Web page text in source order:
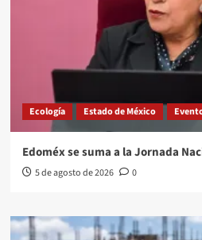
Ecología Estado de México
Edoméx se suma a la Jornada
5 de agosto de 2026 0